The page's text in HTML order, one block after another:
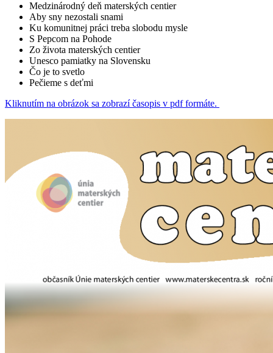
Medzinárodný deň materských centier
Aby sny nezostali snami
Ku komunitnej práci treba slobodu mysle
S Pepcom na Pohode
Zo života materských centier
Unesco pamiatky na Slovensku
Čo je to svetlo
Pečieme s deťmi
Kliknutím na obrázok sa zobrazí časopis v pdf formáte.